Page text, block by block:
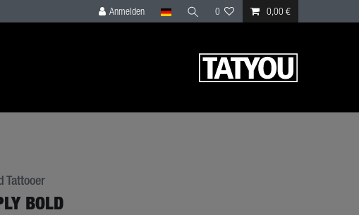
Anmelden 0 0,00 €
Tattooer
BOLD